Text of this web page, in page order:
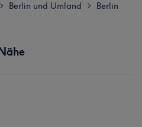
> Berlin und Umland > Berlin